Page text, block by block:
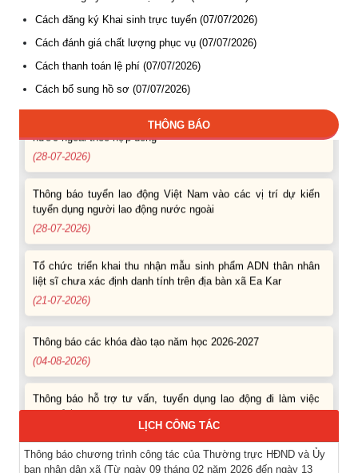
Cách đăng ký Khai sinh trực tuyến (07/07/2026)
Cách đánh giá chất lượng phục vụ (07/07/2026)
Cách thanh toán lệ phí (07/07/2026)
Cách bổ sung hồ sơ (07/07/2026)
THÔNG BÁO
(04-08-2026)
Thông báo hỗ trợ tư vấn, tuyển dụng lao động đi làm việc
Thông báo hỗ trợ tư vấn, tuyển dụng lao động đi làm việc ở
nước ngoài theo hợp đồng
(28-07-2026)
tuyển dụng người lao động nước ngoài
(28-07-2026)
liệt sĩ chưa xác định danh tính trên địa bàn xã Ea Kar
(21-07-2026)
(04-08-2026)
trong tỉnh
Thông báo hỗ trợ tư vấn, tuyển dụng lao động đi làm việc ở
LỊCH CÔNG TÁC
Thông báo chương trình công tác của Thường trực HĐND và Ủy
ban nhân dân xã (Từ ngày 09 tháng 02 năm 2026 đến ngày 13